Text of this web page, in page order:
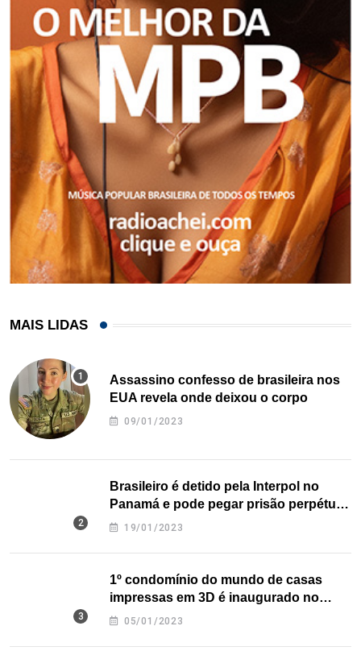
MAIS LIDAS
Assassino confesso de brasileira nos
EUA revela onde deixou o corpo
09/01/2023
Brasileiro é detido pela Interpol no
Panamá e pode pegar prisão perpétua
nos EUA
19/01/2023
1º condomínio do mundo de casas
impressas em 3D é inaugurado no
Texas
05/01/2023